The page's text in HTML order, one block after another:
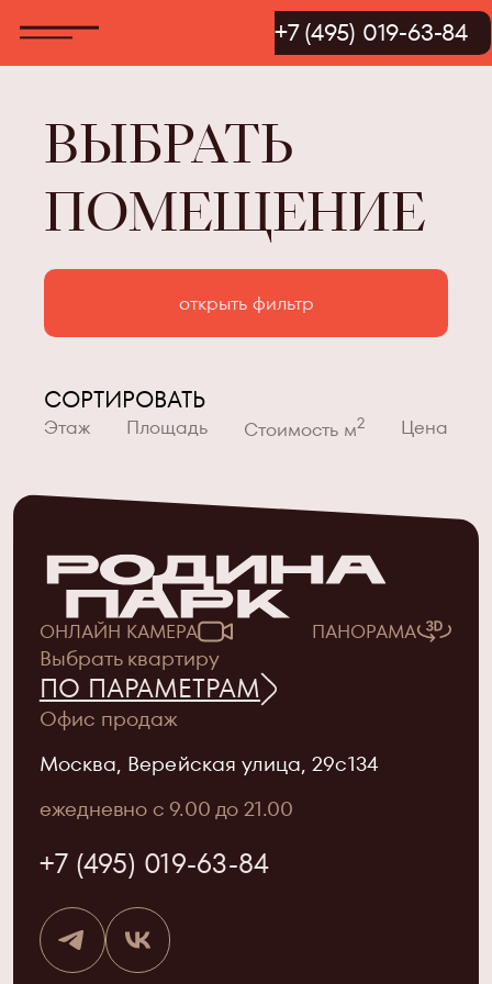
+7 (495) 019-63-84
ВЫБРАТЬ
ПОМЕЩЕНИЕ
открыть фильтр
СОРТИРОВАТЬ
Этаж Площадь Стоимость м2 Цена
ОНЛАЙН КАМЕРА ПАНОРАМА
Выбрать квартиру
ПО ПАРАМЕТРАМ
Офис продаж
Москва, Верейская улица, 29с134
ежедневно с 9.00 до 21.00
+7 (495) 019-63-84